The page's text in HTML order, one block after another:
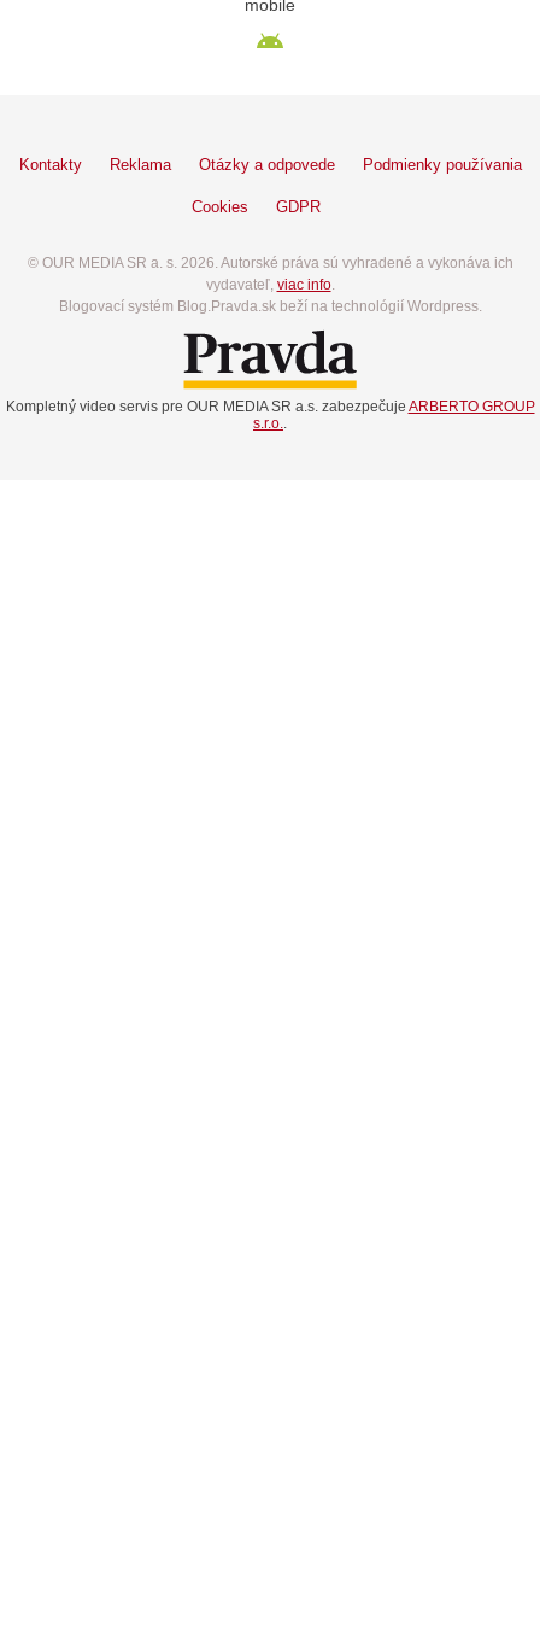
mobile
Kontakty Reklama Otázky a odpovede Podmienky používania
Cookies GDPR
© OUR MEDIA SR a. s. 2026. Autorské práva sú vyhradené a vykonáva ich
vydavateľ, viac info.
Blogovací systém Blog.Pravda.sk beží na technológií Wordpress.
Kompletný video servis pre OUR MEDIA SR a.s. zabezpečuje ARBERTO GROUP
s.r.o..